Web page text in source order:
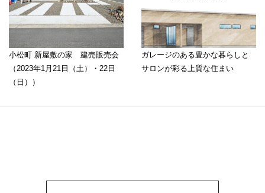
小松町 新屋敷の家 建売販売会
（2023年1月21日（土）・22日
（日））
ガレージのある豊かな暮らしと
サロンが彩る上質な住まい